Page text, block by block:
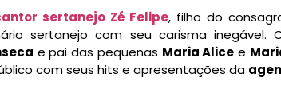
sertanejo Zé Felipe, filho do
sertanejo com seu carisma
e pai das pequenas Maria Alice e
com seus hits e apresentações da